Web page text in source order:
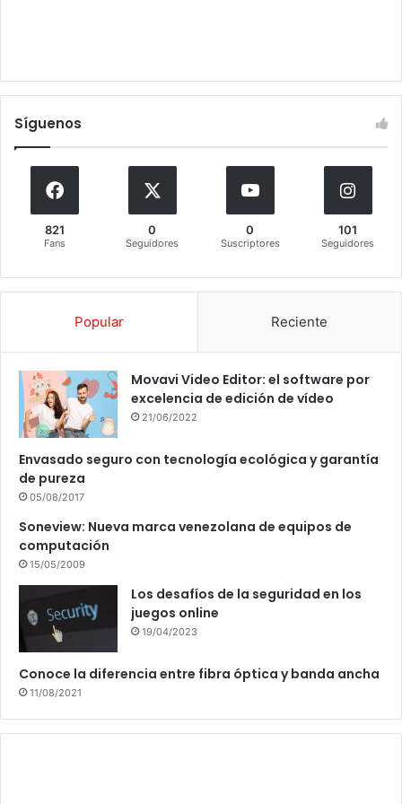
Síguenos
821
Fans
0
Seguidores
0
Suscriptores
101
Seguidores
Popular Reciente
Movavi Video Editor: el software por
excelencia de edición de vídeo
21/06/2022
Envasado seguro con tecnología ecológica y garantía
de pureza
05/08/2017
Soneview: Nueva marca venezolana de equipos de
computación
15/05/2009
Los desafíos de la seguridad en los
juegos online
19/04/2023
Conoce la diferencia entre fibra óptica y banda ancha
11/08/2021